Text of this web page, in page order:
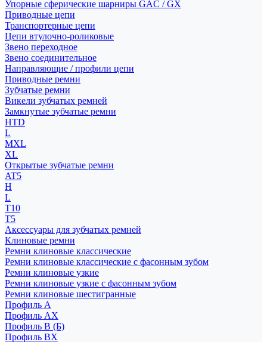
Упорные сферические шарниры GAC / GX
Приводные цепи
Транспортерные цепи
Цепи втулочно-роликовые
Звено переходное
Звено соединительное
Направляющие / профили цепи
Приводные ремни
Зубчатые ремни
Викели зубчатых ремней
Замкнутые зубчатые ремни
HTD
L
MXL
XL
Открытые зубчатые ремни
AT5
H
L
T10
T5
Аксессуары для зубчатых ремней
Клиновые ремни
Ремни клиновые классические
Ремни клиновые классические с фасонным зубом
Ремни клиновые узкие
Ремни клиновые узкие с фасонным зубом
Ремни клиновые шестигранные
Профиль A
Профиль AX
Профиль B (Б)
Профиль BX